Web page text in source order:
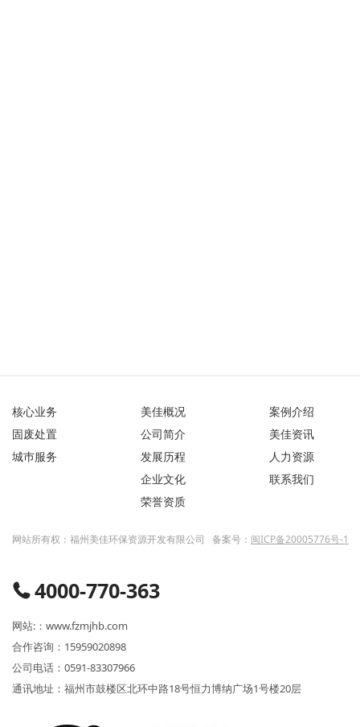
核心业务
固废处置
城巿服务
美佳概况
公司简介
发展历程
企业文化
荣誉资质
案例介绍
美佳资讯
人力资源
联系我们
网站所有权：福州美佳环保资源开发有限公司 备案号： 闽ICP备20005776号-1
4000-770-363
网站:：www.fzmjhb.com
合作咨询：15959020898
公司电话：0591-83307966
通讯地址：福州市鼓楼区北环中路18号恒力博纳广场1号楼20层